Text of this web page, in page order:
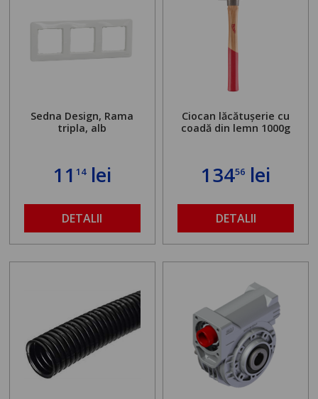
Sedna Design, Rama
tripla, alb
11 14lei
DETALII
Ciocan lăcătușerie cu
coadă din lemn 1000g
13456 lei
DETALII